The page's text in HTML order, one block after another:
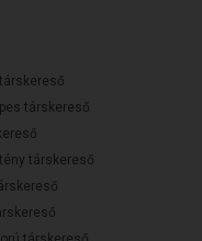
társkereső
társkereső